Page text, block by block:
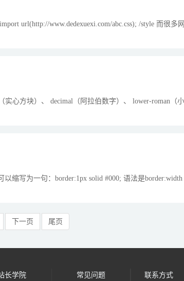
url(http://www.dedexuexi.com/abc.css); /style 而很
心方块）、 decimal（阿拉伯数字）、 lower-roman（
缩写为一句：border:1px solid #000; 语法是
下一页 尾页
长学院 常见问题 联系方式